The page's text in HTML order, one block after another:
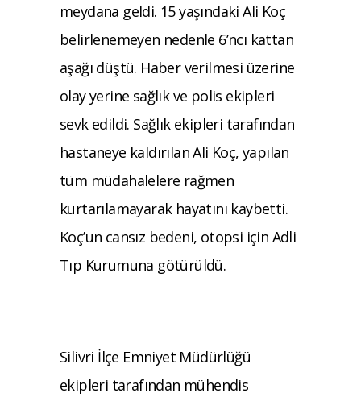
meydana geldi. 15 yaşındaki Ali Koç
belirlenemeyen nedenle 6’ncı kattan
aşağı düştü. Haber verilmesi üzerine
olay yerine sağlık ve polis ekipleri
sevk edildi. Sağlık ekipleri tarafından
hastaneye kaldırılan Ali Koç, yapılan
tüm müdahalelere rağmen
kurtarılamayarak hayatını kaybetti.
Koç’un cansız bedeni, otopsi için Adli
Tıp Kurumuna götürüldü.
Silivri İlçe Emniyet Müdürlüğü
ekipleri tarafından mühendis